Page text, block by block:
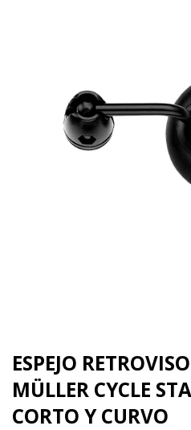
ESPEJO
MÜLLER CYCLE
CORTO Y CURVO